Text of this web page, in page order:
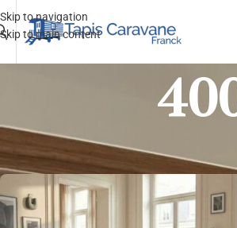
Skip to navigation
Skip to main content